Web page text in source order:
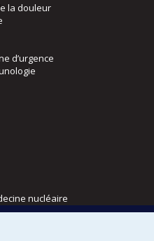
la douleur
d’urgence
nucléaire